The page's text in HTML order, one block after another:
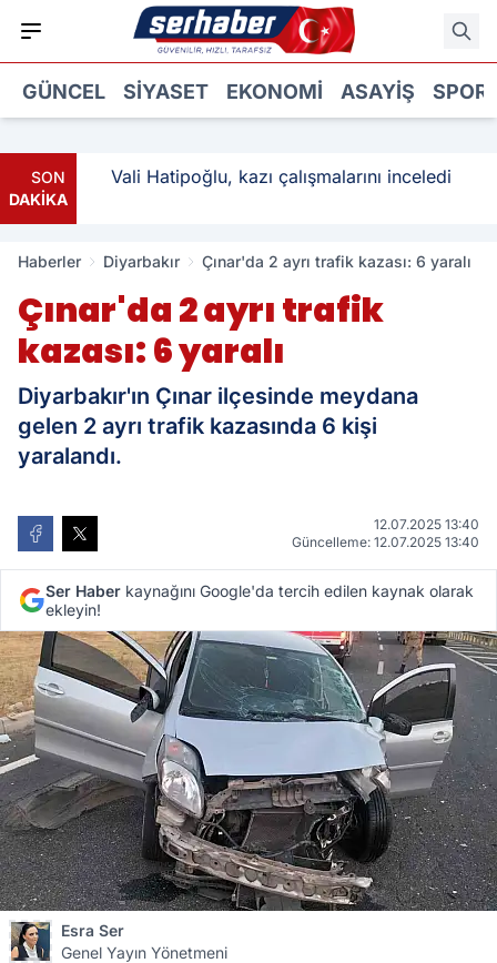
GÜNCEL SIYASET EKONOMI ASAYIŞ SPOR
SON
DAKİKA
Vali Hatipoğlu, kazı çalışmalarını inceledi
Haberler Diyarbakır Çınar'da 2 ayrı trafik kazası: 6 yaralı
Çınar'da 2 ayrı trafik
kazası: 6 yaralı
Diyarbakır'ın Çınar ilçesinde meydana
gelen 2 ayrı trafik kazasında 6 kişi
yaralandı.
12.07.2025 13:40
Güncelleme: 12.07.2025 13:40
Ser Haber kaynağını Google'da tercih edilen kaynak olarak
ekleyin!
Esra Ser
Genel Yayın Yönetmeni